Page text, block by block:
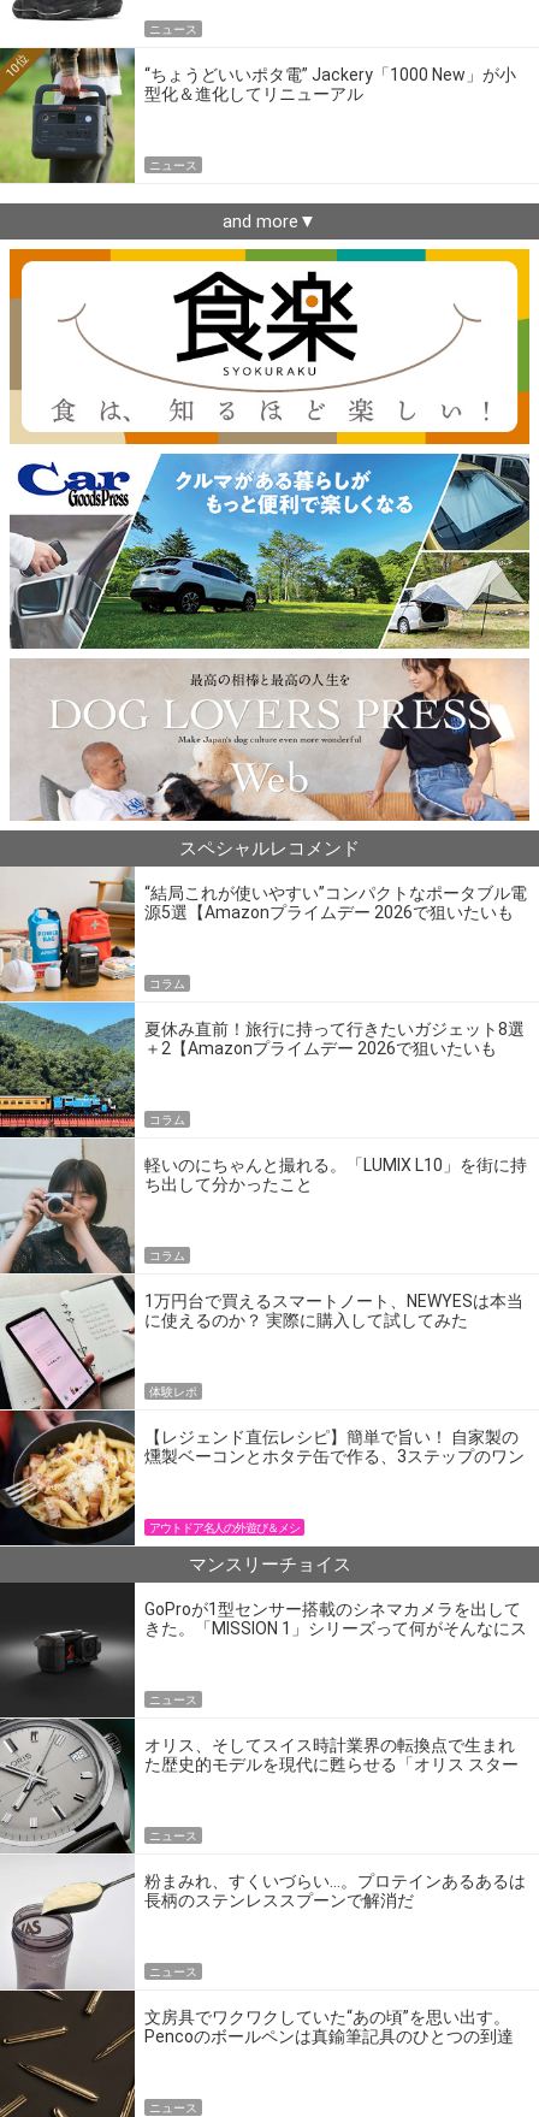
ニュース
“ちょうどいいポタ電” Jackery「1000 New」が小
型化＆進化してリニューアル
10位
ニュース
and more▼
スペシャルレコメンド
“結局これが使いやすい”コンパクトなポータブル電
源5選【Amazonプライムデー 2026で狙いたいも
コラム
夏休み直前！旅行に持って行きたいガジェット8選
＋2【Amazonプライムデー 2026で狙いたいも
コラム
軽いのにちゃんと撮れる。「LUMIX L10」を街に持
ち出して分かったこと
コラム
1万円台で買えるスマートノート、NEWYESは本当
に使えるのか？ 実際に購入して試してみた
体験レポ
【レジェンド直伝レシピ】簡単で旨い！ 自家製の
燻製ベーコンとホタテ缶で作る、3ステップのワン
アウトドア名人の外遊び＆メシ
マンスリーチョイス
GoProが1型センサー搭載のシネマカメラを出して
きた。「MISSION 1」シリーズって何がそんなにス
ニュース
オリス、そしてスイス時計業界の転換点で生まれ
た歴史的モデルを現代に甦らせる「オリス スター
ニュース
粉まみれ、すくいづらい…。プロテインあるあるは
長柄のステンレススプーンで解消だ
ニュース
文房具でワクワクしていた“あの頃”を思い出す。
Pencoのボールペンは真鍮筆記具のひとつの到達
ニュース